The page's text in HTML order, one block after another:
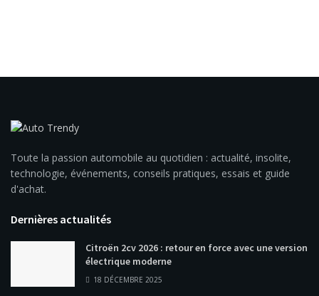
Toute la passion automobile au quotidien : actualité, insolite,
technologie, événements, conseils pratiques, essais et guide
d'achat.
Dernières actualités
Citroën 2cv 2026 : retour en force avec une version
électrique moderne
18 DÉCEMBRE 2025